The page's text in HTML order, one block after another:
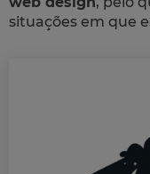
situações em que